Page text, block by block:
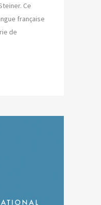
Ce
française
de